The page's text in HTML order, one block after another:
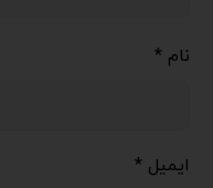
نام *
ایمیل *